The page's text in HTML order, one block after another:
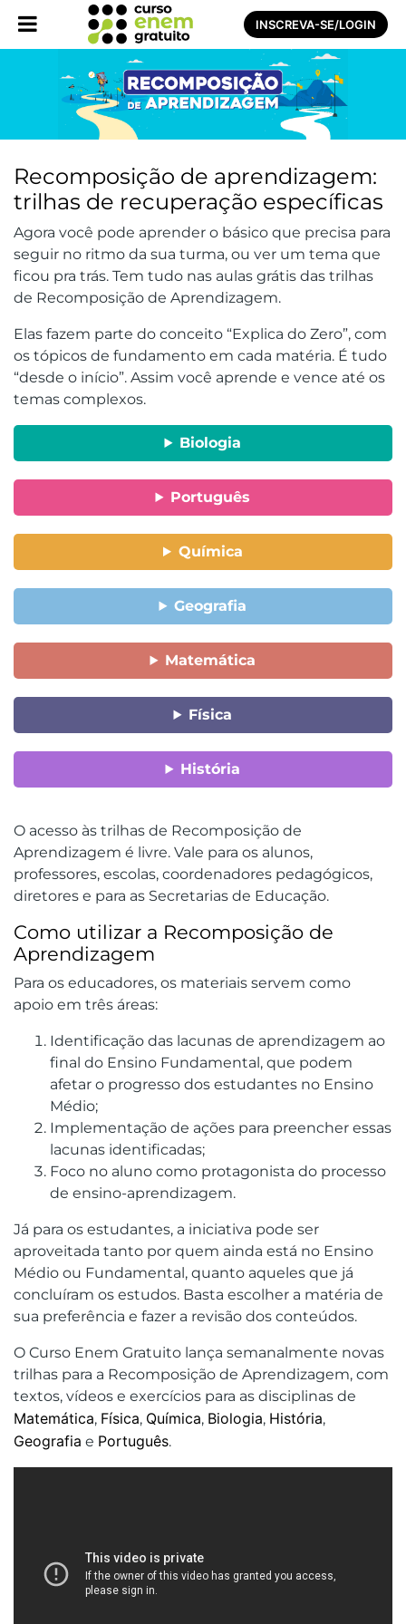
INSCREVA-SE/LOGIN
Recomposição de aprendizagem:
trilhas de recuperação específicas
Agora você pode aprender o básico que precisa para
seguir no ritmo da sua turma, ou ver um tema que
ficou pra trás. Tem tudo nas aulas grátis das trilhas
de Recomposição de Aprendizagem.
Elas fazem parte do conceito “Explica do Zero”, com
os tópicos de fundamento em cada matéria. É tudo
“desde o início”. Assim você aprende e vence até os
temas complexos.
Biologia
Português
Química
Geografia
Matemática
Física
História
O acesso às trilhas de Recomposição de
Aprendizagem é livre. Vale para os alunos,
professores, escolas, coordenadores pedagógicos,
diretores e para as Secretarias de Educação.
Como utilizar a Recomposição de
Aprendizagem
Para os educadores, os materiais servem como
apoio em três áreas:
Identificação das lacunas de aprendizagem ao
final do Ensino Fundamental, que podem
afetar o progresso dos estudantes no Ensino
Médio;
Implementação de ações para preencher essas
lacunas identificadas;
Foco no aluno como protagonista do processo
de ensino-aprendizagem.
Já para os estudantes, a iniciativa pode ser
aproveitada tanto por quem ainda está no Ensino
Médio ou Fundamental, quanto aqueles que já
concluíram os estudos. Basta escolher a matéria de
sua preferência e fazer a revisão dos conteúdos.
O Curso Enem Gratuito lança semanalmente novas
trilhas para a Recomposição de Aprendizagem, com
textos, vídeos e exercícios para as disciplinas de
Matemática, Física, Química, Biologia, História,
Geografia e Português.